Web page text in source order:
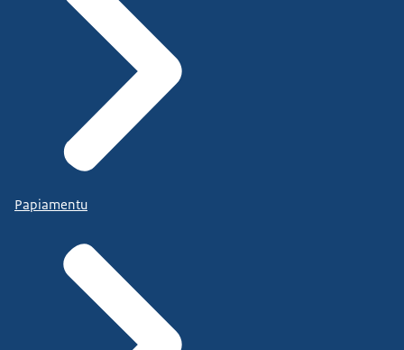
Papiamentu